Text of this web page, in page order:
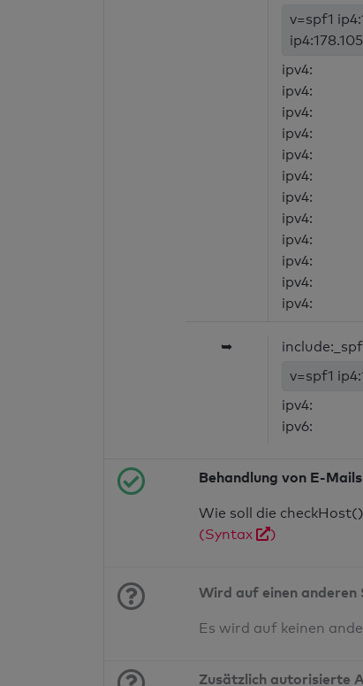
v=spf1
ipv4:
ipv4:
ipv4:
ipv4:
ipv4:
ipv4:
ipv4:
ipv4:
ipv4:
ipv4:
ipv4:
ipv4:
➥
v=spf1
ipv4:
ipv6:
Behandlung von E-Mails
Wie soll die
(Syntax
)
Wird auf einen
Es wird auf keinen
Zusätzlich autorisierte